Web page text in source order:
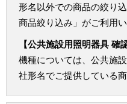
形名以外での商品の絞り
商品絞り込み」がご利用い
【公共施設用照明器具 確
機種については、公共施
社形名でご提供している